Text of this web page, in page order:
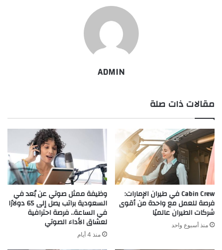
ADMIN
مقالات ذات صلة
Cabin Crew في طيران الإمارات:
فرصة للعمل مع واحدة من أقوى
شركات الطيران عالميًا
منذ أسبوع واحد
وظيفة ممثل صوتي عن بُعد في
السعودية براتب يصل إلى 65 دولارًا
في الساعة.. فرصة احترافية
لعشاق الأداء الصوتي
منذ 4 أيام